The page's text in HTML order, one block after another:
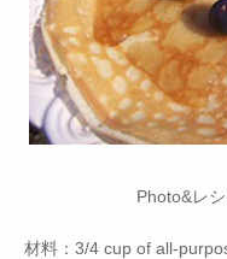
Photo&レ
材料：3/4 cup of all-